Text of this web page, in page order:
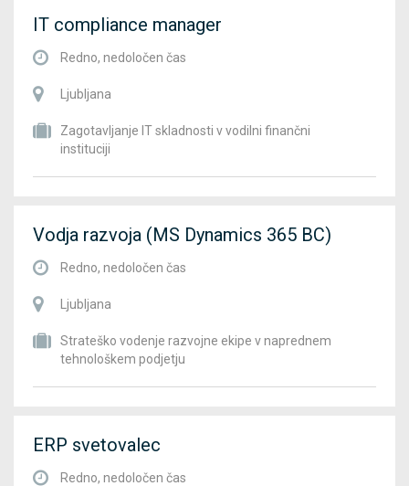
IT compliance manager
Redno, nedoločen čas
Ljubljana
Zagotavljanje IT skladnosti v vodilni finančni
instituciji
Vodja razvoja (MS Dynamics 365 BC)
Redno, nedoločen čas
Ljubljana
Strateško vodenje razvojne ekipe v naprednem
tehnološkem podjetju
ERP svetovalec
Redno, nedoločen čas